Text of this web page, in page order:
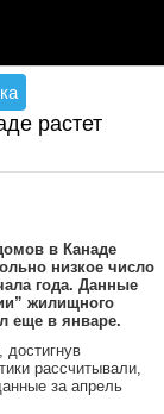
растет
в Канаде
низкое число
года. Данные
жилищного
еще в январе.
рассчитывали,
за апрель